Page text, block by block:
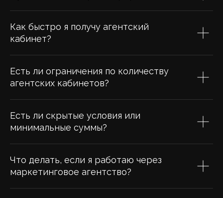
Как быстро я получу агентский
кабинет?
Есть ли ограничения по количеству
агентских кабинетов?
Есть ли скрытые условия или
минимальные суммы?
Что делать, если я работаю через
маркетинговое агентство?